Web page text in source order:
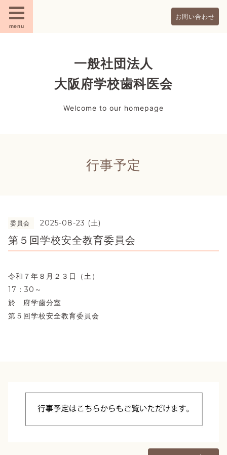
menu
お問い合わせ
一般社団法人
大阪府学校歯科医会
Welcome to our homepage
行事予定
委員会 2025-08-23 (土)
第５回学校安全教育委員会
令和７年８月２３日（土）
17：30～
於 府学歯分室
第５回学校安全教育委員会